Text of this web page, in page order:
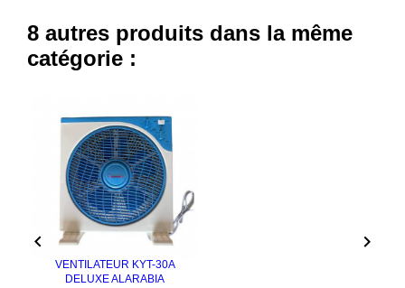
8 autres produits dans la même
catégorie :
VENTILATEUR KYT-30A
DELUXE ALARABIA
 